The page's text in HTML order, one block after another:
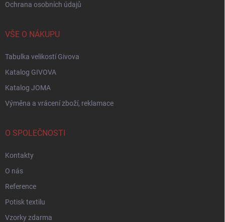
Ochrana osobních údajů
VŠE O NÁKUPU
Tabulka velikostí Givova
Katalog GIVOVA
Katalog JOMA
Výměna a vrácení zboží, reklamace
O SPOLEČNOSTI
Kontakty
O nás
Reference
Potisk textilu
Vzorky zdarma